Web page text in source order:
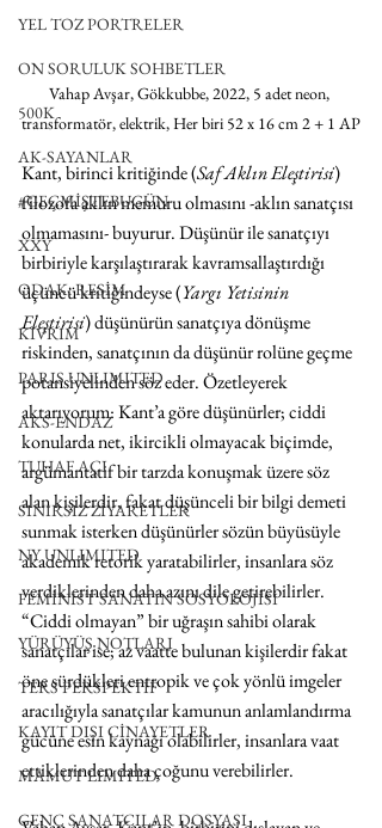
YEL TOZ PORTRELER
ON SORULUK SOHBETLER
500K
AK-SAYANLAR
#GEÇMİŞTEBUGÜN
XXY
ODAK: RESİM
KIVRIM
PARIS UNLIMITED
AKS-ENDAZ
TUHAF AÇI
SINIRSIZ ZİYARETLER
NY UNLIMITED
FEMİNİST SANATIN SOSYOLOJİSİ
YÜRÜYÜŞ NOTLARI
TERS PERSPEKTİF
KAYIT DIŞI CİNAYETLER
MAMUT LIMITED
GENÇ SANATÇILAR DOSYASI
Vahap Avşar, Gökkubbe, 2022, 5 adet neon,
transformatör, elektrik, Her biri 52 x 16 cm 2 + 1 AP
Kant, birinci kritiğinde (Saf Aklın Eleştirisi)
filozofa aklın memuru olmasını -aklın sanatçısı
olmamasını- buyurur. Düşünür ile sanatçıyı
birbiriyle karşılaştırarak kavramsallaştırdığı
üçüncü kritiğindeyse (Yargı Yetisinin
Eleştirisi) düşünürün sanatçıya dönüşme
riskinden, sanatçının da düşünür rolüne geçme
potansiyelinden söz eder. Özetleyerek
aktarıyorum: Kant’a göre düşünürler; ciddi
konularda net, ikircikli olmayacak biçimde,
argümantatif bir tarzda konuşmak üzere söz
alan kişilerdir, fakat düşünceli bir bilgi demeti
sunmak isterken düşünürler sözün büyüsüyle
akademik retorik yaratabilirler, insanlara söz
verdiklerinden daha azını dile getirebilirler.
“Ciddi olmayan” bir uğraşın sahibi olarak
sanatçılar ise; az vaatte bulunan kişilerdir fakat
öne sürdükleri entropik ve çok yönlü imgeler
aracılığıyla sanatçılar kamunun anlamlandırma
gücüne esin kaynağı olabilirler, insanlara vaat
ettiklerinden daha çoğunu verebilirler.